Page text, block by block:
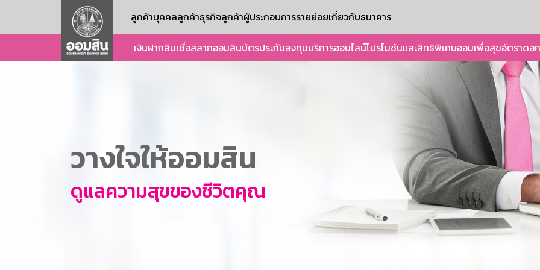
ลูกค้าบุคคลลูกค้าธุรกิจลูกค้าผู้ประกอบการรายย่อยเกี่ยวกับธนาคาร
เงินฝากสินเชื่อสลากออมสินบัตรประกันลงทุนบริการออนไลน์โปรโมชันและสิทธิพิเศษออมเพื่อสุขอัตราดอ
วางใจให้ออมสิน
ดูแลความสุขของชีวิตคุณ